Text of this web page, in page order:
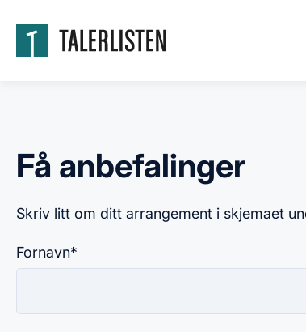
Få anbefalinger
Skriv litt om ditt arrangement i skjemaet
Fornavn*